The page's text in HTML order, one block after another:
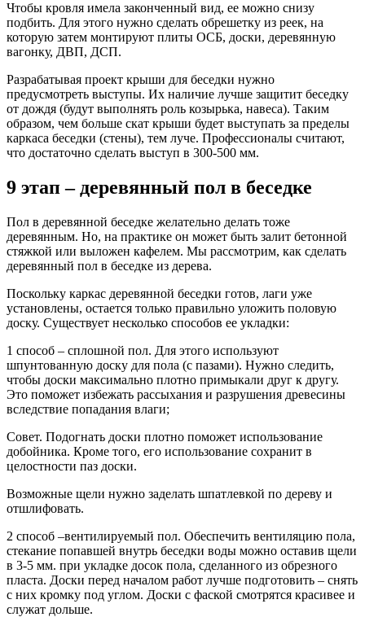
Чтобы кровля имела законченный вид, ее можно снизу
подбить. Для этого нужно сделать обрешетку из реек, на
которую затем монтируют плиты ОСБ, доски, деревянную
вагонку, ДВП, ДСП.
Разрабатывая проект крыши для беседки нужно
предусмотреть выступы. Их наличие лучше защитит беседку
от дождя (будут выполнять роль козырька, навеса). Таким
образом, чем больше скат крыши будет выступать за пределы
каркаса беседки (стены), тем луче. Профессионалы считают,
что достаточно сделать выступ в 300-500 мм.
9 этап – деревянный пол в беседке
Пол в деревянной беседке желательно делать тоже
деревянным. Но, на практике он может быть залит бетонной
стяжкой или выложен кафелем. Мы рассмотрим, как сделать
деревянный пол в беседке из дерева.
Поскольку каркас деревянной беседки готов, лаги уже
установлены, остается только правильно уложить половую
доску. Существует несколько способов ее укладки:
1 способ – сплошной пол. Для этого используют
шпунтованную доску для пола (с пазами). Нужно следить,
чтобы доски максимально плотно примыкали друг к другу.
Это поможет избежать рассыхания и разрушения древесины
вследствие попадания влаги;
Совет. Подогнать доски плотно поможет использование
добойника. Кроме того, его использование сохранит в
целостности паз доски.
Возможные щели нужно заделать шпатлевкой по дереву и
отшлифовать.
2 способ –вентилируемый пол. Обеспечить вентиляцию пола,
стекание попавшей внутрь беседки воды можно оставив щели
в 3-5 мм. при укладке досок пола, сделанного из обрезного
пласта. Доски перед началом работ лучше подготовить – снять
с них кромку под углом. Доски с фаской смотрятся красивее и
служат дольше.